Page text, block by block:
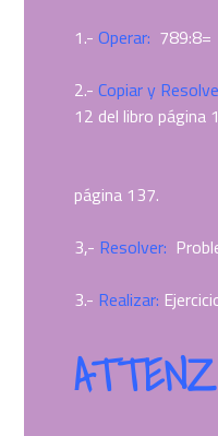
1.- Operar: 789:8=
2.- Copiar y
12 del libro página
página 137.
3,- Resolver:
3.- Realizar: